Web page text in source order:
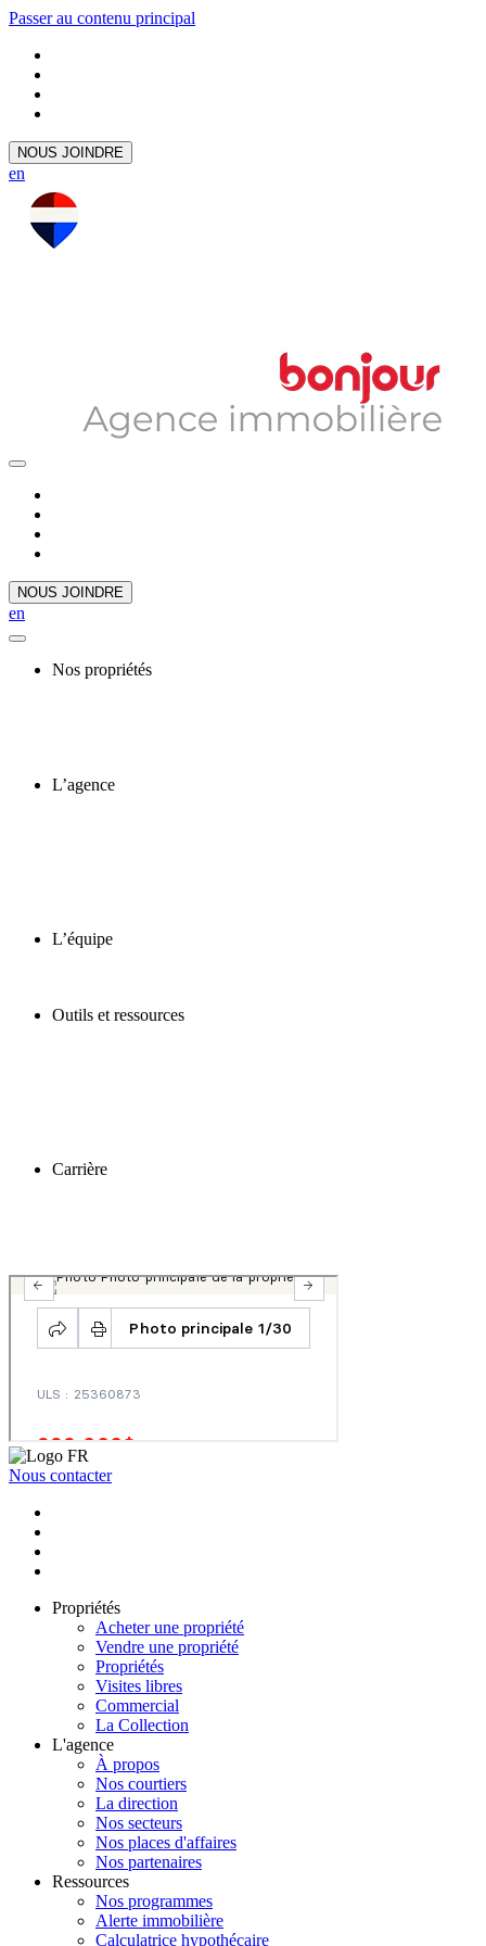
Passer au contenu principal
NOUS JOINDRE
en
NOUS JOINDRE
en
Nos propriétés
L’agence
L’équipe
Outils et ressources
Carrière
Nous contacter
Propriétés
Acheter une propriété
Vendre une propriété
Propriétés
Visites libres
Commercial
La Collection
L'agence
À propos
Nos courtiers
La direction
Nos secteurs
Nos places d'affaires
Nos partenaires
Ressources
Nos programmes
Alerte immobilière
Calculatrice hypothécaire